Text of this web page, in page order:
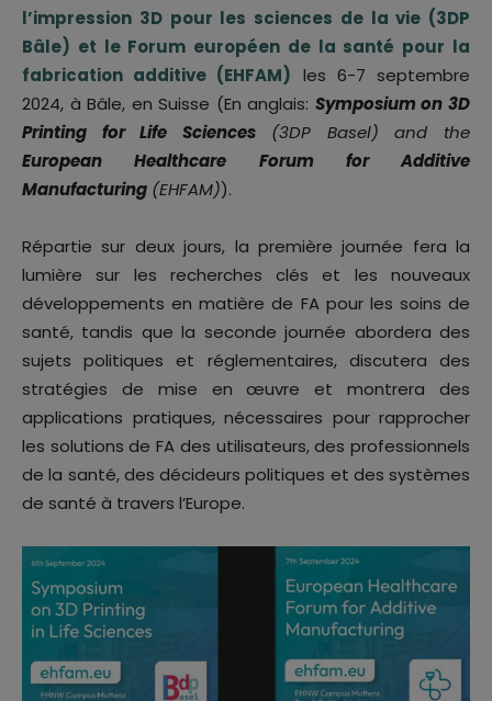
l’impression 3D pour les sciences de la vie (3DP
Bâle) et le Forum européen de la santé pour la
fabrication additive (EHFAM) les 6-7 septembre
2024, à Bâle, en Suisse (En anglais: Symposium on 3D
Printing for Life Sciences (3DP Basel) and the
European Healthcare Forum for Additive
Manufacturing (EHFAM)).
Répartie sur deux jours, la première journée fera la
lumière sur les recherches clés et les nouveaux
développements en matière de FA pour les soins de
santé, tandis que la seconde journée abordera des
sujets politiques et réglementaires, discutera des
stratégies de mise en œuvre et montrera des
applications pratiques, nécessaires pour rapprocher
les solutions de FA des utilisateurs, des professionnels
de la santé, des décideurs politiques et des systèmes
de santé à travers l’Europe.